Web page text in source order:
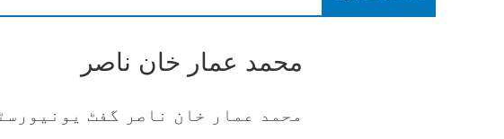
محمد عمار خان ناصر
محمد عمار خان ناصر گفٹ